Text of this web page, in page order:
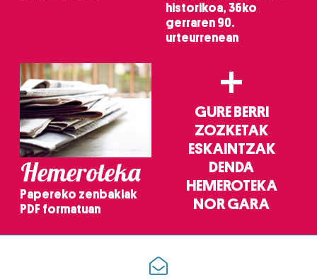
historikoa, 36ko
gerraren 90.
urteurrenean
Hemeroteka
Papereko zenbakiak
PDF formatuan
+
GURE BERRI
ZOZKETAK
ESKAINTZAK
DENDA
HEMEROTEKA
NOR GARA